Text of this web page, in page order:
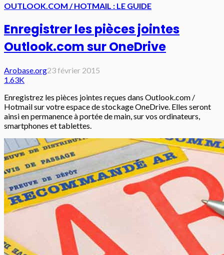
OUTLOOK.COM / HOTMAIL : LE GUIDE
Enregistrer les pièces jointes
Outlook.com sur OneDrive
Arobase.org23 février 2015
1.63K
Enregistrez les pièces jointes reçues dans Outlook.com /
Hotmail sur votre espace de stockage OneDrive. Elles seront
ainsi en permanence à portée de main, sur vos ordinateurs,
smartphones et tablettes.